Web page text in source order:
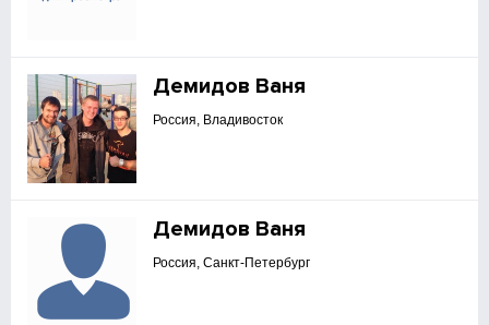
Демидов Ваня
Россия, Владивосток
Демидов Ваня
Россия, Санкт-Петербург